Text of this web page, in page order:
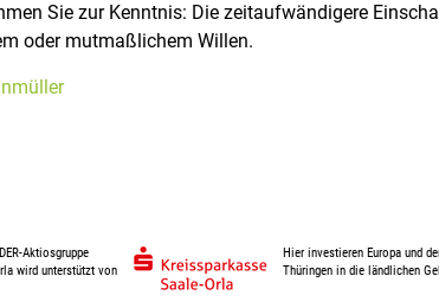
Sie zur Kenntnis: Die zeitaufwändigere
oder mutmaßlichem Willen.
Aktiosgruppe
wird unterstützt von
Hier investieren Europa und
Thüringen in die ländlichen